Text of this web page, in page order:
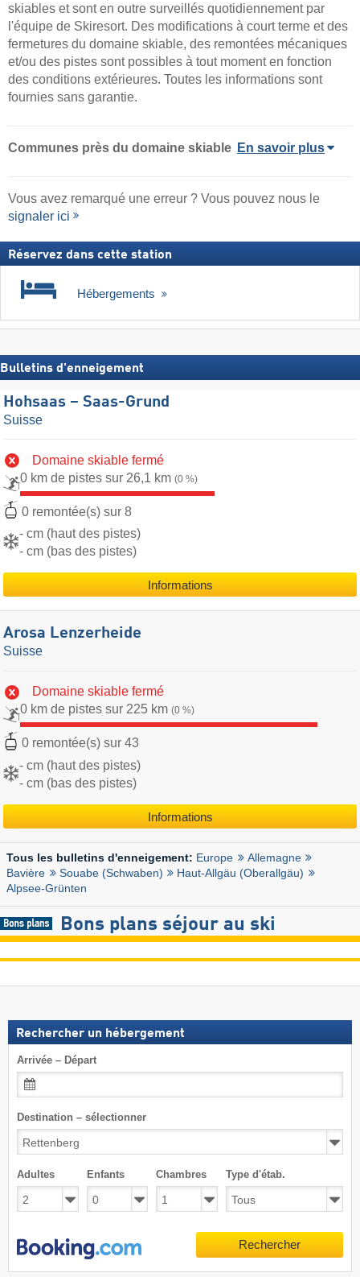
skiables et sont en outre surveillés quotidiennement par
l'équipe de Skiresort. Des modifications à court terme et des
fermetures du domaine skiable, des remontées mécaniques
et/ou des pistes sont possibles à tout moment en fonction
des conditions extérieures. Toutes les informations sont
fournies sans garantie.
Communes près du domaine skiable En savoir plus
Vous avez remarqué une erreur ? Vous pouvez nous le
signaler ici
Réservez dans cette station
Hébergements
Bulletins d'enneigement
Hohsaas – Saas-Grund
Suisse
Domaine skiable fermé
0 km de pistes sur 26,1 km (0 %)
0 remontée(s) sur 8
- cm (haut des pistes)
- cm (bas des pistes)
Informations
Arosa Lenzerheide
Suisse
Domaine skiable fermé
0 km de pistes sur 225 km (0 %)
0 remontée(s) sur 43
- cm (haut des pistes)
- cm (bas des pistes)
Informations
Tous les bulletins d'enneigement: Europe
Allemagne
Bavière
Souabe (Schwaben)
Haut-Allgäu (Oberallgäu)
Alpsee-Grünten
Bons plans séjour au ski
Rechercher un hébergement
Arrivée – Départ
Destination – sélectionner
Adultes Enfants Chambres Type d'étab.
Rechercher